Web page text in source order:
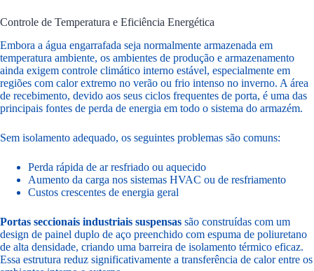
Controle de Temperatura e Eficiência Energética
Embora a água engarrafada seja normalmente armazenada em
temperatura ambiente, os ambientes de produção e armazenamento
ainda exigem controle climático interno estável, especialmente em
regiões com calor extremo no verão ou frio intenso no inverno. A área
de recebimento, devido aos seus ciclos frequentes de porta, é uma das
principais fontes de perda de energia em todo o sistema do armazém.
Sem isolamento adequado, os seguintes problemas são comuns:
Perda rápida de ar resfriado ou aquecido
Aumento da carga nos sistemas HVAC ou de resfriamento
Custos crescentes de energia geral
Portas seccionais industriais suspensas são construídas com um
design de painel duplo de aço preenchido com espuma de poliuretano
de alta densidade, criando uma barreira de isolamento térmico eficaz.
Essa estrutura reduz significativamente a transferência de calor entre os